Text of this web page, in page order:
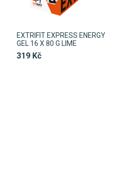
EXTRIFIT EXPRESS ENERGY
GEL 16 X 80 G LIME
319 Kč